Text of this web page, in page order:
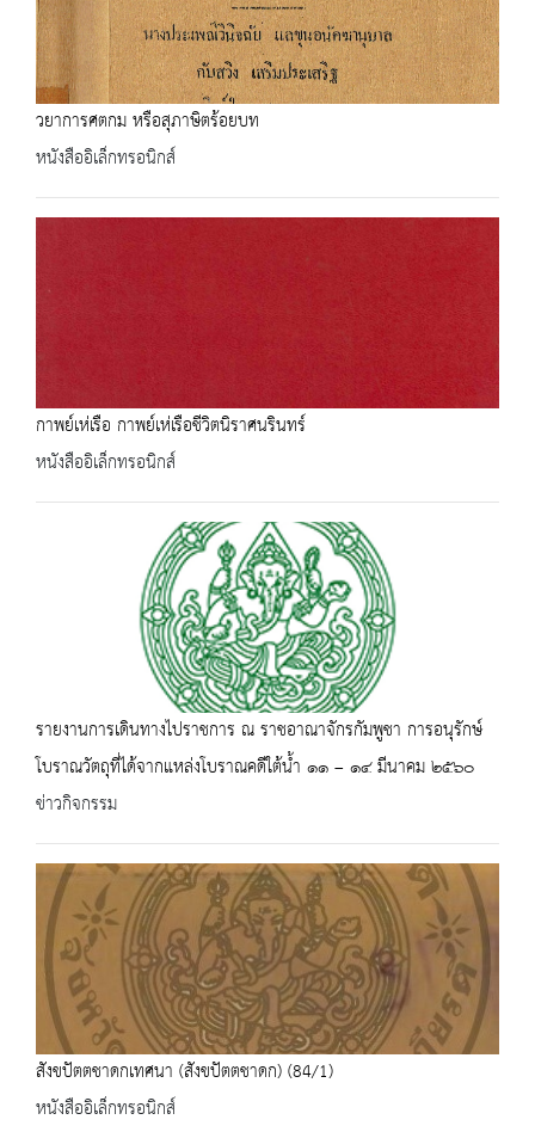
วยาการศตกม หรือสุภาษิตร้อยบท
หนังสืออิเล็กทรอนิกส์
กาพย์เห่เรือ กาพย์เห่เรือชีวิตนิราศนรินทร์
หนังสืออิเล็กทรอนิกส์
รายงานการเดินทางไปราชการ ณ ราชอาณาจักรกัมพูชา การอนุรักษ์
โบราณวัตถุที่ได้จากแหล่งโบราณคดีใต้น้ำ ๑๑ – ๑๔ มีนาคม ๒๕๖๐
ข่าวกิจกรรม
สังขปัตตชาดกเทศนา (สังขปัตตชาดก) (84/1)
หนังสืออิเล็กทรอนิกส์